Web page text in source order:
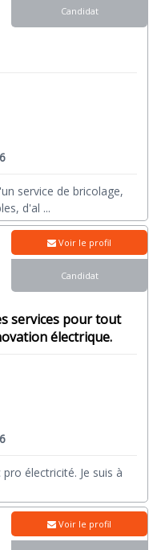
service de bricolage,
d'al ...
Candidat
services pour tout
électrique.
électricité. Je suis à
Voir le profil
Candidat
Voir le profil